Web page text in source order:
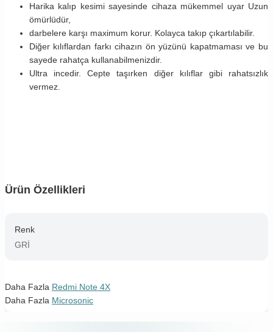
Harika kalıp kesimi sayesinde cihaza mükemmel uyar Uzun
ömürlüdür,
darbelere karşı maximum korur. Kolayca takıp çıkartılabilir.
Diğer kılıflardan farkı cihazın ön yüzünü kapatmaması ve bu
sayede rahatça kullanabilmenizdir.
Ultra incedir. Cepte taşırken diğer kılıflar gibi rahatsızlık
vermez.
Ürün Özellikleri
Renk
GRİ
Daha Fazla Redmi Note 4X
Daha Fazla Microsonic